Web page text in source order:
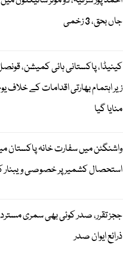
جاں بحق، 3 زخمی
کینیڈا، پاکستانی ہائی کمیشن،
زیر اہتمام بھارتی اقدامات کے خلاف
منایا گیا
واشنگٹن میں سفارت خانہ پاکستان
استحصال کشمیر پر خصوصی ویبنار
ججز تقرر، صدر کوئی بھی سمری
ذرائع ایوان صدر